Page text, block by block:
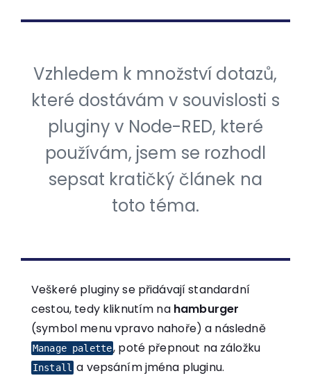
Vzhledem k množství dotazů,
které dostávám v souvislosti s
pluginy v Node-RED, které
používám, jsem se rozhodl
sepsat kratičký článek na
toto téma.
Veškeré pluginy se přidávají standardní
cestou, tedy kliknutím na hamburger
(symbol menu vpravo nahoře) a následně
Manage palette, poté přepnout na záložku
Install a vepsáním jména pluginu.